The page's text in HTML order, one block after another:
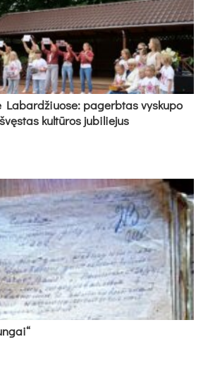
La­bar­džiuo­se: pa­gerb­tas vys­ku­po
kul­tū­ros ju­bi­lie­jus